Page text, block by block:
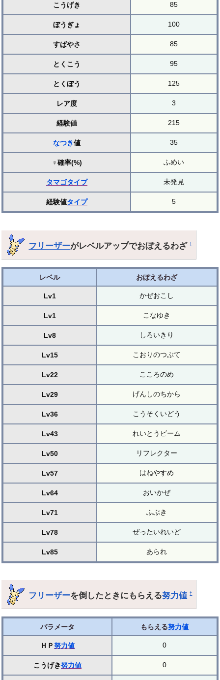
こうげき 85
ぼうぎょ 100
すばやさ 85
とくこう 95
とくぼう 125
レア度 3
経験値 215
なつき値 35
♀確率(%) ふめい
タマゴタイプ 未発見
経験値タイプ 5
フリーザーがレベルアップでおぼえるわざ†
レベル おぼえるわざ
Lv1 かぜおこし
Lv1 こなゆき
Lv8 しろいきり
Lv15 こおりのつぶて
Lv22 こころのめ
Lv29 げんしのちから
Lv36 こうそくいどう
Lv43 れいとうビーム
Lv50 リフレクター
Lv57 はねやすめ
Lv64 おいかぜ
Lv71 ふぶき
Lv78 ぜったいれいど
Lv85 あられ
フリーザーを倒したときにもらえる努力値 †
パラメータ もらえる努力値
ＨＰ努力値 0
こうげき努力値 0